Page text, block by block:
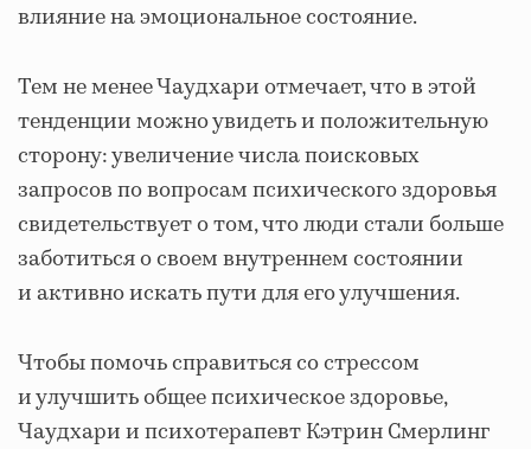
влияние на эмоциональное состояние.
Тем не менее Чаудхари отмечает, что в этой
тенденции можно увидеть и положительную
сторону: увеличение числа поисковых
запросов по вопросам психического здоровья
свидетельствует о том, что люди стали больше
заботиться о своем внутреннем состоянии
и активно искать пути для его улучшения.
Чтобы помочь справиться со стрессом
и улучшить общее психическое здоровье,
Чаудхари и психотерапевт Кэтрин Смерлинг